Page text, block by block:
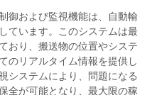
御および監視機能は、自動輸
ています。このシステムは最
おり、搬送物の位置やシステ
のリアルタイム情報を提供し
システムにより、問題になる
全が可能となり、最大限の稼